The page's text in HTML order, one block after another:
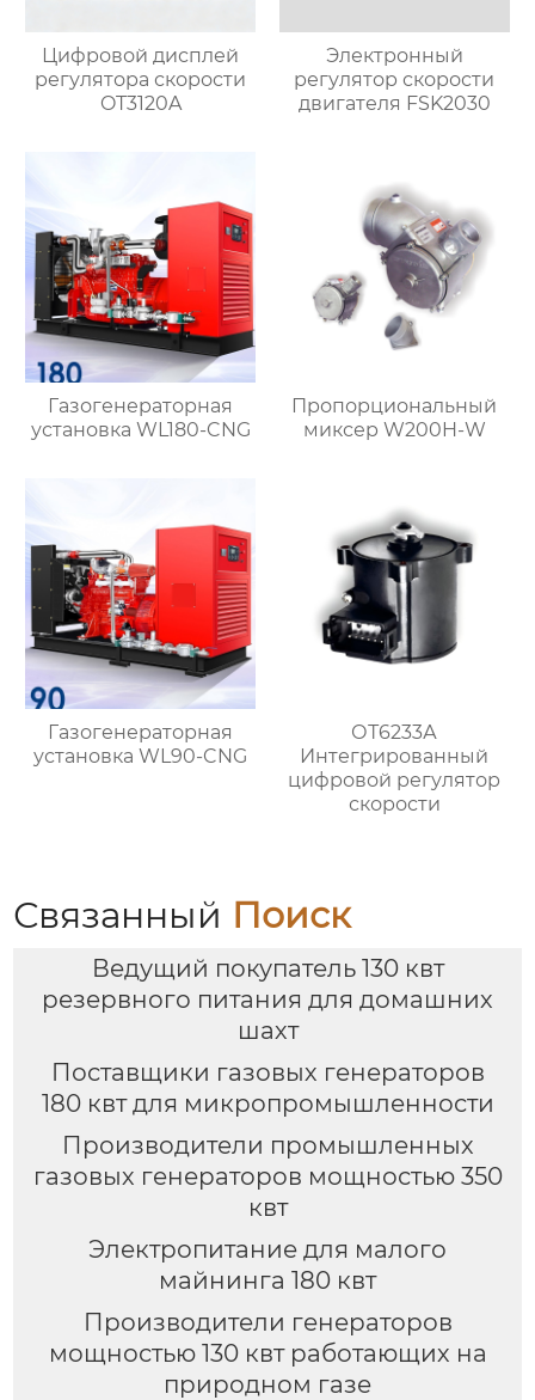
Цифровой дисплей
регулятора скорости
OT3120A
Электронный
регулятор скорости
двигателя FSK2030
Газогенераторная
установка WL180-CNG
Пропорциональный
миксер W200H-W
Газогенераторная
установка WL90-CNG
ОТ6233А
Интегрированный
цифровой регулятор
скорости
Связанный Поиск
Ведущий покупатель 130 квт
резервного питания для домашних
шахт
Поставщики газовых генераторов
180 квт для микропромышленности
Производители промышленных
газовых генераторов мощностью 350
квт
Электропитание для малого
майнинга 180 квт
Производители генераторов
мощностью 130 квт работающих на
природном газе